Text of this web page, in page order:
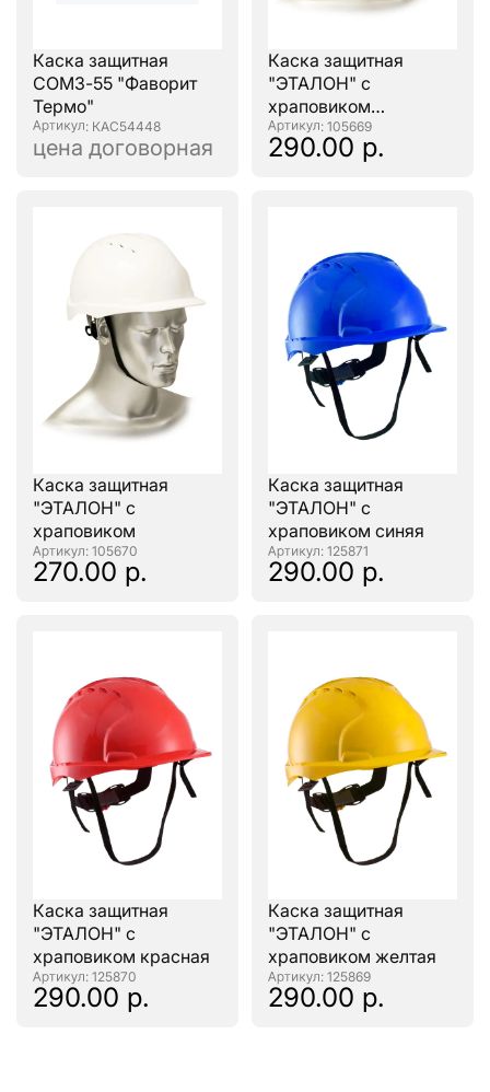
Каска защитная
СОМЗ-55 "Фаворит
Термо"
: КАС54448
цена договорная
Каска защитная
"ЭТАЛОН" с
храповиком
оранжевая
: 105669
290.00 р.
Каска защитная
"ЭТАЛОН" с
храповиком
: 105670
270.00 р.
Каска защитная
"ЭТАЛОН" с
храповиком синяя
: 125871
290.00 р.
Каска защитная
"ЭТАЛОН" с
храповиком красная
: 125870
290.00 р.
Каска защитная
"ЭТАЛОН" с
храповиком желтая
: 125869
290.00 р.